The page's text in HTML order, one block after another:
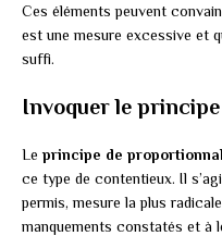
Ces éléments peuvent
est une mesure excessive et
suffi.
Invoquer le
Le principe de
ce type de contentieux. Il
permis, mesure la plus
manquements constatés et à